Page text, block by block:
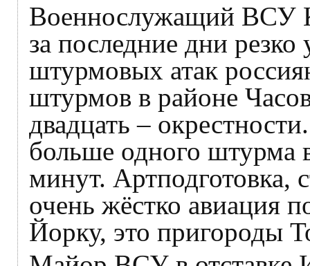
Военнослужащий ВСУ
за последние дни резко
штурмовых атак
штурмов в районе
двадцать –
больше одного штурма
минут. Артподготовка,
очень жёстко авиация
Йорку, это пригороды